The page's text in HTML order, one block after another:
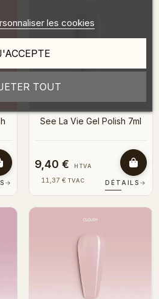
→
See La Vie Gel Polish 7ml
9,40 € HTVA
11,37 € TVAC DÉTAILS →
les cookies
TOUT